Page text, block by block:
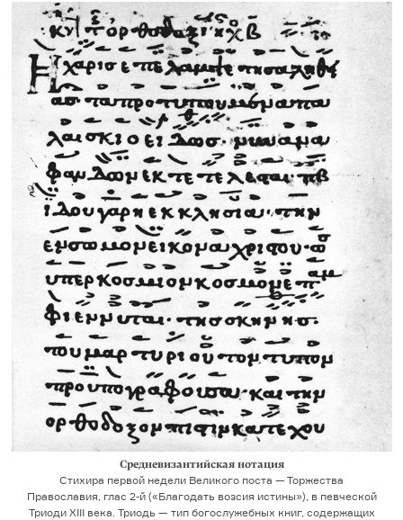
Средневизантийская нотация
Cтихира первой недели Великого поста — Торжества
Православия, глас 2-й («Благодать возсия истины»), в певческой
Триоди XIII века. Триодь — тип богослужебных книг, содержащих